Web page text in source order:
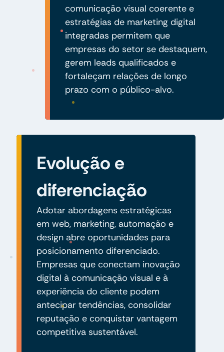
comunicação visual coerente e
estratégias de marketing digital
integradas permitem que
empresas do setor se destaquem,
gerem leads qualificados e
fortaleçam relações de longo
prazo com o público-alvo.
Evolução e
diferenciação
Adotar abordagens estratégicas
em web, marketing, automação e
design abre oportunidades para
posicionamento diferenciado.
Empresas que conectam inovação
digital à comunicação visual e à
experiência do cliente podem
antecipar tendências, consolidar
reputação e conquistar vantagem
competitiva sustentável.